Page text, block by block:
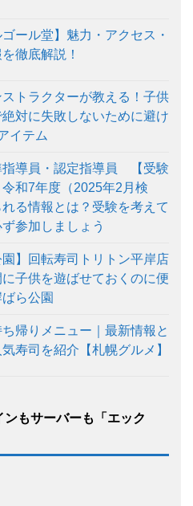
ゴール堂】魅力・アクセス・
徹底解説！
ストラクターが教える！子供
対に失敗しないために避け
イテム
指導員・認定指導員 【受験
和7年度（2025年2月検
る情報とは？受験を考えて
参加しましょう
園】回転寿司トリトン平岸店
子供を遊ばせておくのに便
ら公園
ち帰りメニュー｜最新情報と
寿司を紹介【札幌グルメ】
もサーバーも「エック